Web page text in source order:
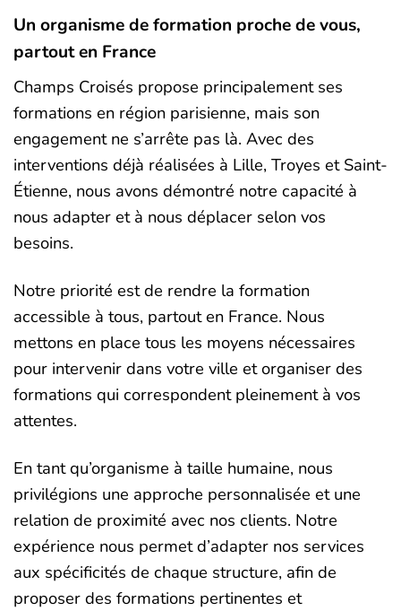
Un organisme de formation proche de vous,
partout en France
Champs Croisés propose principalement ses
formations en région parisienne, mais son
engagement ne s’arrête pas là. Avec des
interventions déjà réalisées à Lille, Troyes et Saint-
Étienne, nous avons démontré notre capacité à
nous adapter et à nous déplacer selon vos
besoins.
Notre priorité est de rendre la formation
accessible à tous, partout en France. Nous
mettons en place tous les moyens nécessaires
pour intervenir dans votre ville et organiser des
formations qui correspondent pleinement à vos
attentes.
En tant qu’organisme à taille humaine, nous
privilégions une approche personnalisée et une
relation de proximité avec nos clients. Notre
expérience nous permet d’adapter nos services
aux spécificités de chaque structure, afin de
proposer des formations pertinentes et